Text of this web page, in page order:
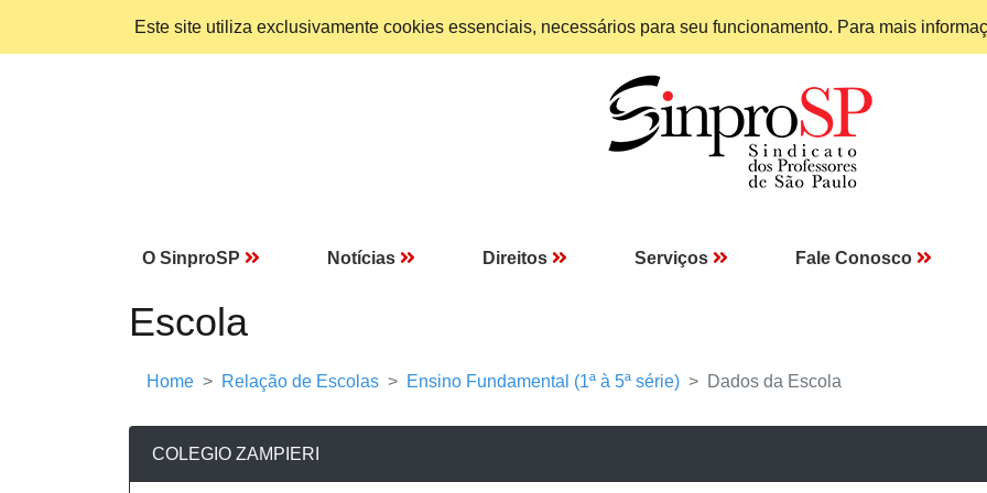
Este site utiliza exclusivamente cookies essenciais, necessários para seu funcionamento. Para mais
O SinproSP Notícias Direitos Serviços Fale Conosco
Escola
Home Relação de Escolas Ensino Fundamental (1ª à 5ª série) Dados da Escola
COLEGIO ZAMPIERI